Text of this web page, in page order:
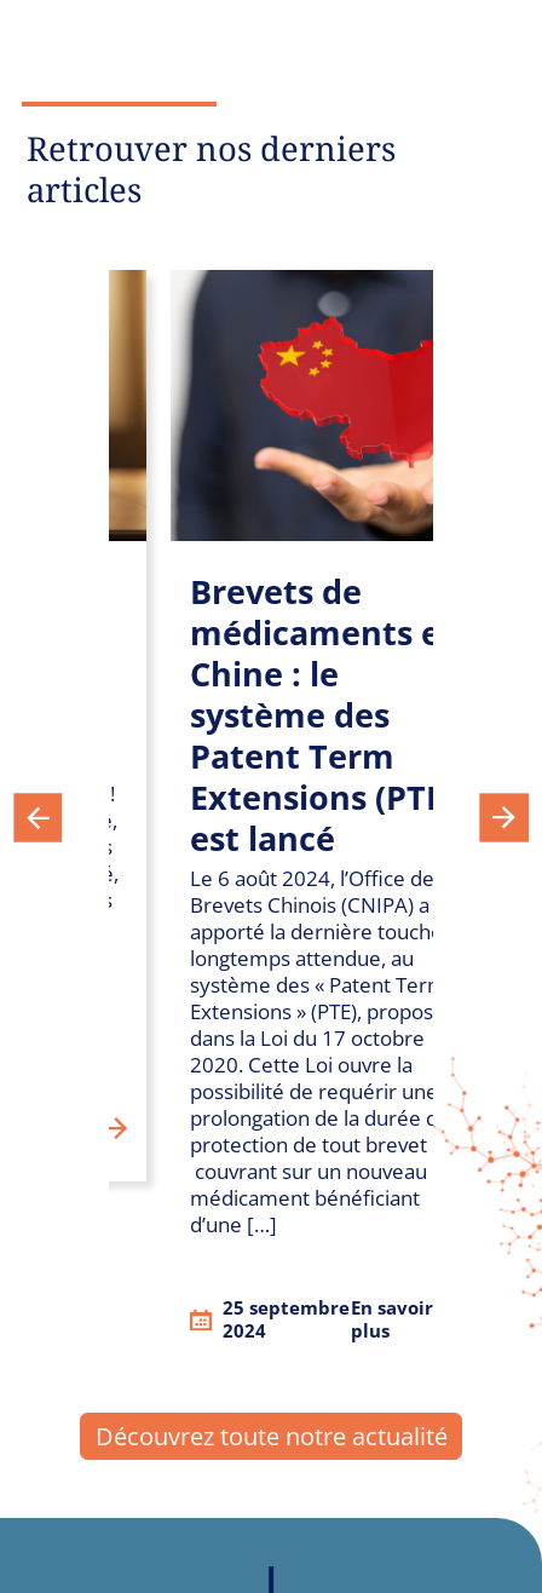
Retrouver nos derniers
articles
!
Brevets de
médicaments en
Chine : le
système des
Patent Term
Extensions (PTE)
est lancé
Le 6 août 2024, l’Office des
Brevets Chinois (CNIPA) a
apporté la dernière touche,
longtemps attendue, au
système des « Patent Term
Extensions » (PTE), proposé
dans la Loi du 17 octobre
2020. Cette Loi ouvre la
possibilité de requérir une
prolongation de la durée de
protection de tout brevet
couvrant sur un nouveau
médicament bénéficiant
d’une […]
25 septembre
2024
En savoir
Découvrez toute notre actualité